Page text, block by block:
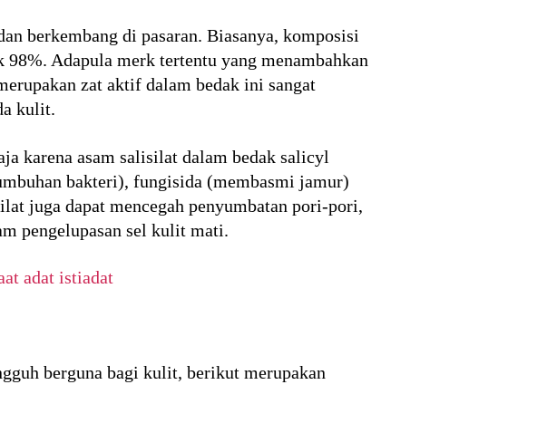
berkembang di pasaran. Biasanya, komposisi
Adapula merk tertentu yang menambahkan
zat aktif dalam bedak ini sangat
kulit.
karena asam salisilat dalam bedak salicyl
bakteri), fungisida (membasmi jamur)
juga dapat mencegah penyumbatan pori-pori,
pengelupasan sel kulit mati.
adat istiadat
berguna bagi kulit, berikut merupakan